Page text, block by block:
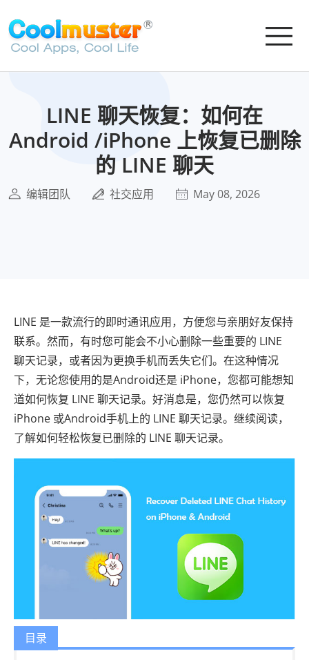
LINE 聊天恢复：如何在
Android /iPhone 上恢复已删除
的 LINE 聊天
编辑团队 社交应用 May 08, 2026
LINE 是一款流行的即时通讯应用，方便您与亲朋好友保持
联系。然而，有时您可能会不小心删除一些重要的 LINE
聊天记录，或者因为更换手机而丢失它们。在这种情况
下，无论您使用的是Android还是 iPhone，您都可能想知
道如何恢复 LINE 聊天记录。好消息是，您仍然可以恢复
iPhone 或Android手机上的 LINE 聊天记录。继续阅读，
了解如何轻松恢复已删除的 LINE 聊天记录。
目录